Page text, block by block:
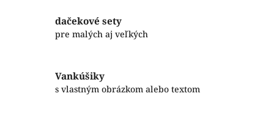
dačekové sety
pre malých aj veľkých
Vankúšiky
s vlastným obrázkom alebo textom